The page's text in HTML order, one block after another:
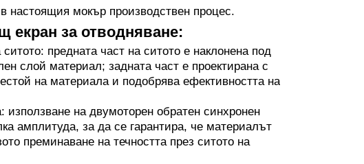
настоящия мокър производствен процес.
екран за отводняване:
предната част на ситото е наклонена под
слой материал; задната част е проектирана с
на материала и подобрява ефективността на
на двумоторен обратен синхронен
амплитуда, за да се гарантира, че материалът
преминаване на течността през ситото на